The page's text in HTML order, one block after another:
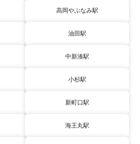
高岡やぶなみ駅
油田駅
中新湊駅
小杉駅
新町口駅
海王丸駅